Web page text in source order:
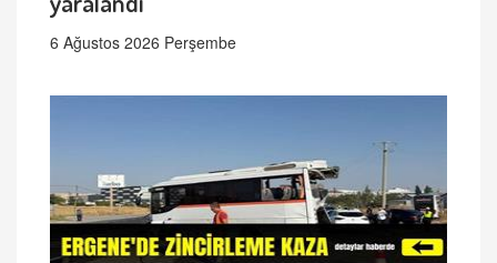
6 Ağustos 2026 Perşembe